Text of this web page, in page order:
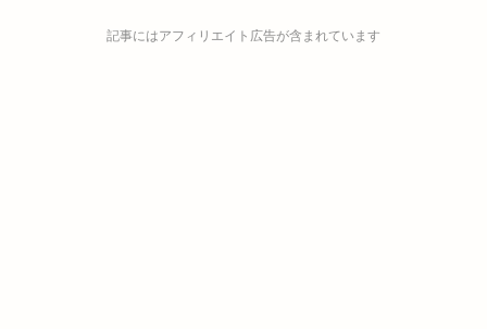
記事にはアフィリエイト広告が含まれています